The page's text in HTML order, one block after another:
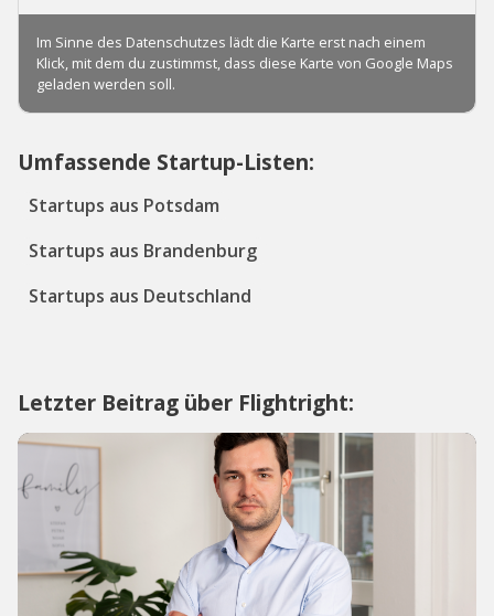
Umfassende Startup-Listen:
Startups aus Potsdam
Startups aus Brandenburg
Startups aus Deutschland
Letzter Beitrag über Flightright: